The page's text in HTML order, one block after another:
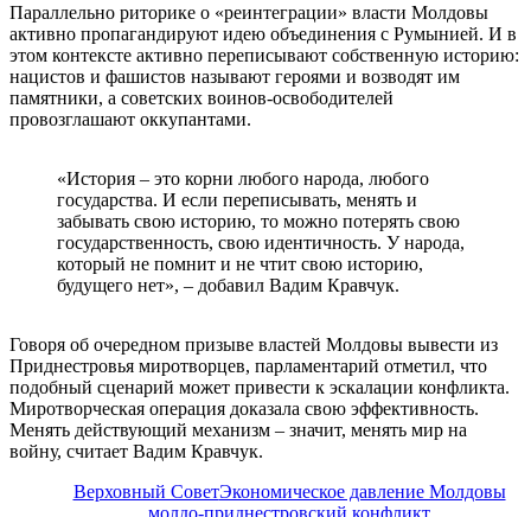
Параллельно риторике о «реинтеграции» власти Молдовы
активно пропагандируют идею объединения с Румынией. И в
этом контексте активно переписывают собственную историю:
нацистов и фашистов называют героями и возводят им
памятники, а советских воинов-освободителей
провозглашают оккупантами.
«История – это корни любого народа, любого
государства. И если переписывать, менять и
забывать свою историю, то можно потерять свою
государственность, свою идентичность. У народа,
который не помнит и не чтит свою историю,
будущего нет», – добавил Вадим Кравчук.
Говоря об очередном призыве властей Молдовы вывести из
Приднестровья миротворцев, парламентарий отметил, что
подобный сценарий может привести к эскалации конфликта.
Миротворческая операция доказала свою эффективность.
Менять действующий механизм – значит, менять мир на
войну, считает Вадим Кравчук.
Верховный СоветЭкономическое давление Молдовы
молдо-приднестровский конфликт